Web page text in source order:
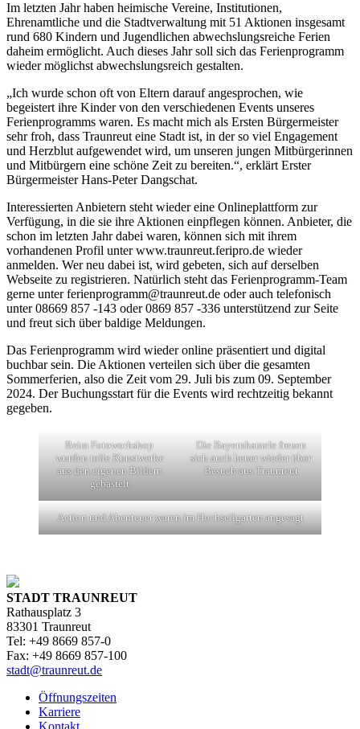
Im letzten Jahr haben heimische Vereine, Institutionen,
Ehrenamtliche und die Stadtverwaltung mit 51 Aktionen insgesamt
rund 680 Kindern und Jugendlichen abwechslungsreiche Ferien
daheim ermöglicht. Auch dieses Jahr soll sich das Ferienprogramm
wieder möglichst abwechslungsreich gestalten.
„Ich wurde schon oft von Eltern darauf angesprochen, wie
begeistert ihre Kinder von den verschiedenen Events unseres
Ferienprogramms waren. Es macht mich als Ersten Bürgermeister
sehr froh, dass Traunreut eine Stadt ist, in der so viel Engagement
und Herzblut aufgewendet wird, um unseren jungen Mitbürgerinnen
und Mitbürgern eine schöne Zeit zu bereiten.“, erklärt Erster
Bürgermeister Hans-Peter Dangschat.
Interessierten Anbietern steht wieder eine Onlineplattform zur
Verfügung, in die sie ihre Aktionen einpflegen können. Anbieter, die
schon im letzten Jahr dabei waren, können sich mit ihrem
vorhandenen Profil unter www.traunreut.feripro.de wieder
anmelden. Wer neu dabei ist, wird gebeten, sich auf derselben
Webseite zu registrieren. Natürlich steht das Ferienprogramm-Team
gerne unter ferienprogramm@traunreut.de oder auch telefonisch
unter 08669 857 -143 oder 0869 857 -336 unterstützend zur Seite
und freut sich über baldige Meldungen.
Das Ferienprogramm wird wieder online präsentiert und digital
buchbar sein. Die Aktionen verteilen sich über die gesamten
Sommerferien, also die Zeit vom 29. Juli bis zum 09. September
2024. Der Buchungsstart für die Events wird rechtzeitig bekannt
gegeben.
Beim Fotoworkshop
wurden tolle Kunstwerke
aus den eigenen Bildern
gebastelt
Die Bayernkamele freuen
sich auch heuer wieder über
Besuch aus Traunreut
Action und Abenteuer waren im Hochseilgarten angesagt
STADT TRAUNREUT
Rathausplatz 3
83301 Traunreut
Tel: +49 8669 857-0
Fax: +49 8669 857-100
stadt@traunreut.de
Öffnungszeiten
Karriere
Kontakt